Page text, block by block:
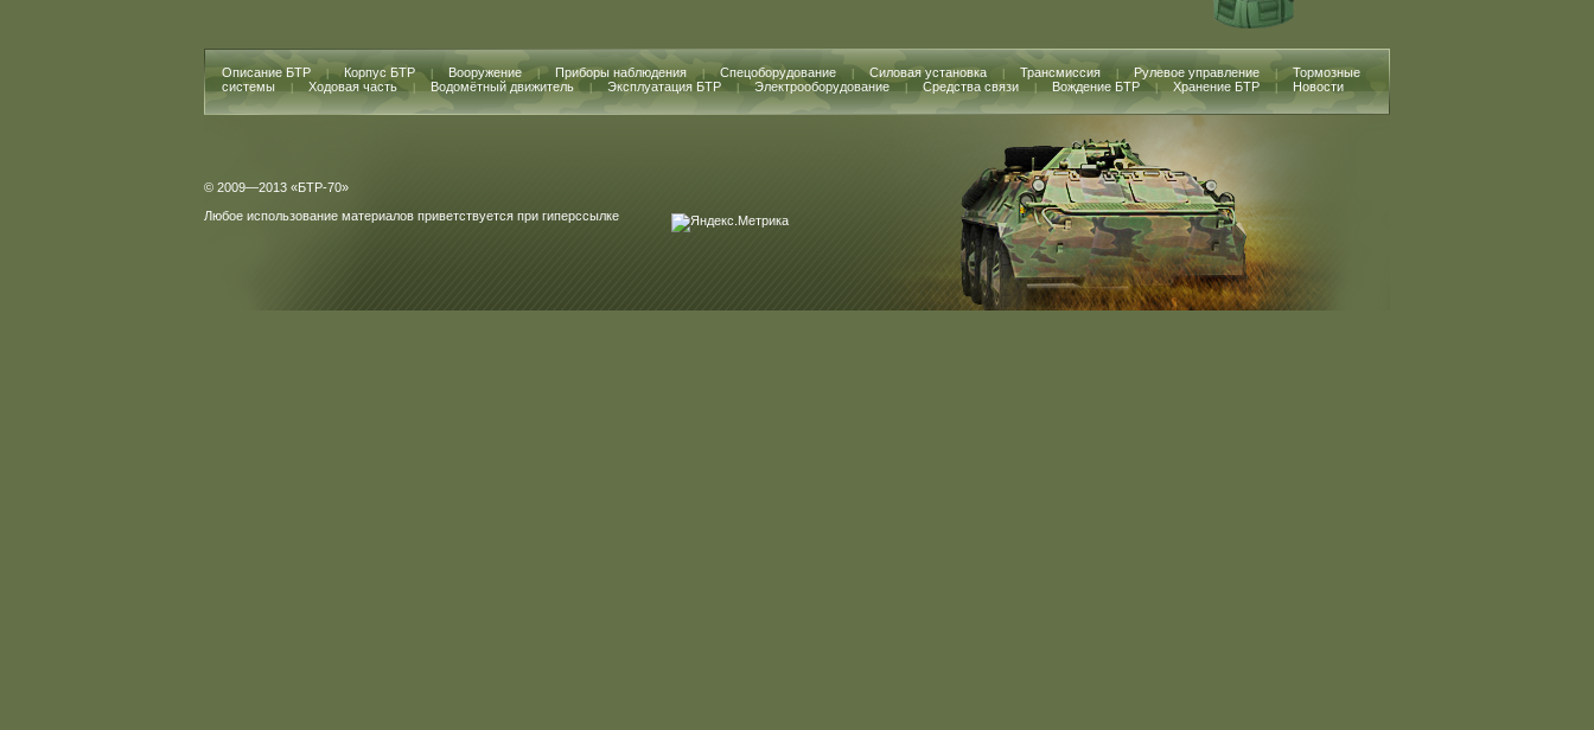
Описание БТР Корпус БТР Вооружение Приборы наблюдения Спецоборудование Силовая установка Трансмиссия Рулевое управление
Тормозные
системы
Ходовая часть Водомётный движитель Эксплуатация БТР Электрооборудование Средства связи Вождение БТР Хранение БТР Новости
© 2009—2013 «БТР-70»
Любое использование материалов приветствуется при гиперссылке